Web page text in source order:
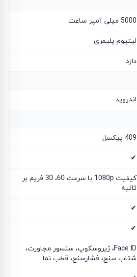
5000 میلی آمپر ساعت
لیتیوم پلیمری
دارد
اندروید
409 پیکسل
✔
کیفیت 1080p با سرعت 60، 30 فریم بر
ثانیه
✔
✔
Face ID، ژیروسکوپ، سنسور مجاورت،
شتاب سنج، فشارسنج، قطب نما